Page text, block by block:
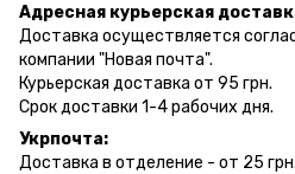
Адресная курьерская
Доставка осуществляется
компании "Новая почта".
Курьерская доставка от 95 грн.
Срок доставки 1-4 рабочих дня.
Укрпочта:
Доставка в отделение - от 25